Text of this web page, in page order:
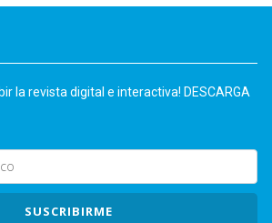
la revista digital e interactiva! DESCARGA
SUSCRIBIRME